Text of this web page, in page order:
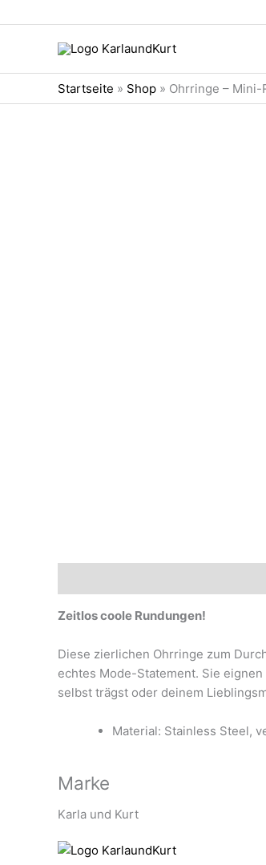
Inhalt
Startseite » Shop » Ohrringe – Mini-
Zeitlos coole Rundungen!
Diese zierlichen Ohrringe zum
echtes Mode-Statement. Sie
selbst trägst oder deinem
Material: Stainless Steel,
Marke
Karla und Kurt